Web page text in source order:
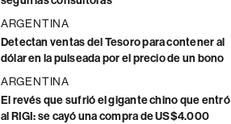
ARGENTINA
Detectan ventas del Tesoro para contener al
dólar en la pulseada por el precio de un bono
ARGENTINA
El revés que sufrió el gigante chino que entró
al RIGI: se cayó una compra de US$4.000